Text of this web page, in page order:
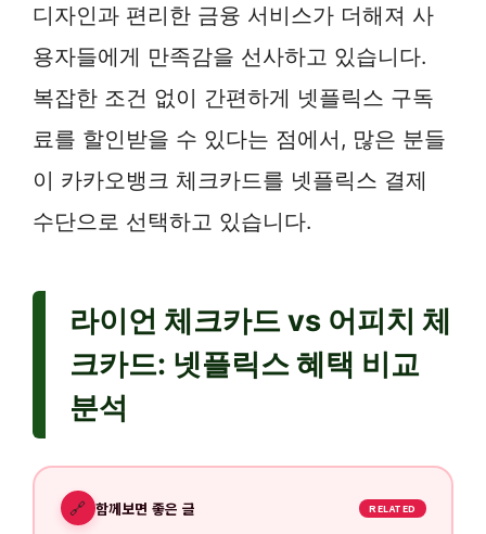
디자인과 편리한 금융 서비스가 더해져 사
용자들에게 만족감을 선사하고 있습니다.
복잡한 조건 없이 간편하게 넷플릭스 구독
료를 할인받을 수 있다는 점에서, 많은 분들
이 카카오뱅크 체크카드를 넷플릭스 결제
수단으로 선택하고 있습니다.
라이언 체크카드 vs 어피치 체
크카드: 넷플릭스 혜택 비교
분석
🔗 함께보면 좋은 글 RELATED